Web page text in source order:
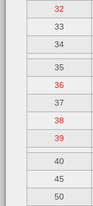
32
33
34
35
36
37
38
39
40
45
50